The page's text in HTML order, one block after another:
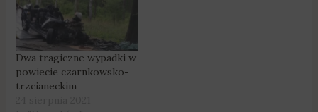
w Krzyżu Wielkopolskim.
Niestety to kolejna
pułapka przygotowana
przez oszustów. Fot.
KPP w Czarnkowie
Nieprawdziwe artykuły
najczęściej opisują
Dwa tragiczne wypadki w
powiecie czarnkowsko-
trzcianeckim